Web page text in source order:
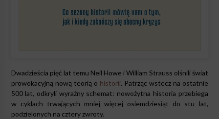
Dwadzieścia pięć lat temu Neil Howe i William Strauss olśnili świat
prowokacyjną nową teorią o historii. Patrząc wstecz na ostatnie
500 lat, odkryli wyraźny schemat: nowożytna historia przebiega
w cyklach trwających mniej więcej osiemdziesiąt do stu lat,
podzielonych na cztery zwroty.